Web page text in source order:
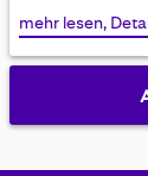
mehr lesen,